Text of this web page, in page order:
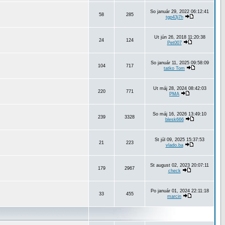
58 285
So január 29, 2022 06:12:41
tgp43j7h
24 124
Ut jún 26, 2018 11:20:38
Pet007
104 717
So január 11, 2025 09:58:09
tatko Tom
220 771
Ut máj 28, 2024 08:42:03
PMA
239 3328
So máj 16, 2026 13:49:10
blesk666
21 223
St júl 09, 2025 15:37:53
vlado.ba
179 2967
St august 02, 2023 20:07:11
check
33 455
Po január 01, 2024 22:11:18
marcin